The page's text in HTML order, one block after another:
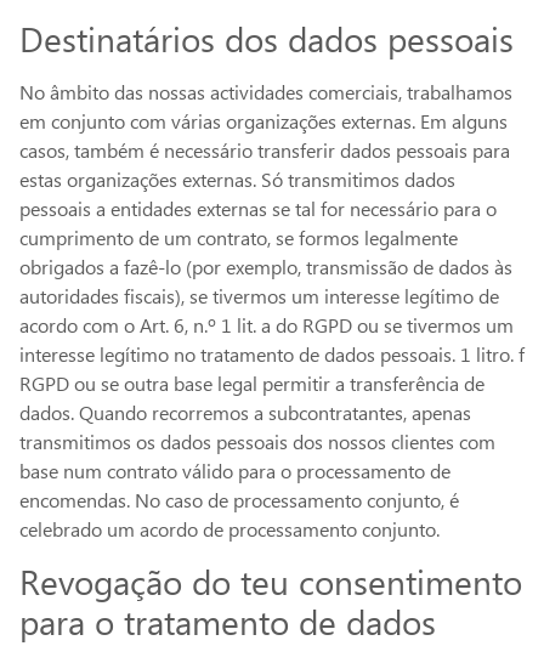
Destinatários dos dados pessoais
No âmbito das nossas actividades comerciais, trabalhamos
em conjunto com várias organizações externas. Em alguns
casos, também é necessário transferir dados pessoais para
estas organizações externas. Só transmitimos dados
pessoais a entidades externas se tal for necessário para o
cumprimento de um contrato, se formos legalmente
obrigados a fazê-lo (por exemplo, transmissão de dados às
autoridades fiscais), se tivermos um interesse legítimo de
acordo com o Art. 6, n.º 1 lit. a do RGPD ou se tivermos um
interesse legítimo no tratamento de dados pessoais. 1 litro. f
RGPD ou se outra base legal permitir a transferência de
dados. Quando recorremos a subcontratantes, apenas
transmitimos os dados pessoais dos nossos clientes com
base num contrato válido para o processamento de
encomendas. No caso de processamento conjunto, é
celebrado um acordo de processamento conjunto.
Revogação do teu consentimento
para o tratamento de dados